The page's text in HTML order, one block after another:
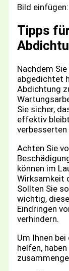
Bild einfügen:
Tipps
Nachdem
abgedichtet
Abdichtung
Sie sicher,
effektiv
Achten Sie
können im
Wirksamkeit
Sollten Sie
wichtig,
Eindringen
verhindern.
Um Ihnen
helfen,